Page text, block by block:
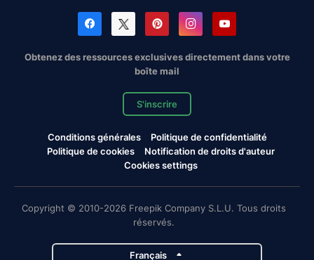
Obtenez des ressources exclusives directement dans votre
boîte mail
S'inscrire
Conditions générales
Politique de confidentialité
Politique de cookies
Notification de droits d'auteur
Cookies settings
Copyright © 2010-2026 Freepik Company S.L.U. Tous droits
réservés.
Français